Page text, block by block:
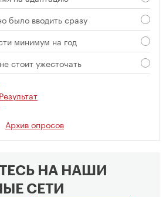
было вводить сразу
минимум на год
стоит ужесточать
Результат
Архив опросов
НА НАШИ
СЕТИ